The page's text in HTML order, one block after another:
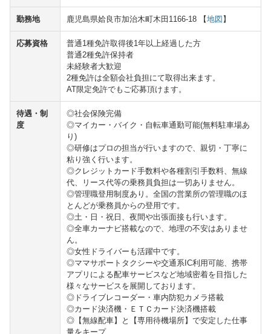
勤務地 鹿児島県姶良市加治木町木田1166-18 【地図】
応募資格
普通1種免許取得後1年以上経過した方
普通2種免許保持者
未経験者大歓迎
2種免許は全額会社負担にて取得出来ます。
AT限定免許でもご応募頂けます。
待遇・制
度
◎社会保険完備
◎マイカー・バイク・自転車通勤可能(無料駐車場あ
り)
◎研修はプロの担当が行いますので、親切・丁寧に
粘り強く行います。
◎クレジットカード手数料や各種割引手数料、無線
代、リース代等の乗務員負担は一切ありません。
◎管理職登用制度あり。全国の営業所の管理職のほ
とんどが乗務員からの登用です。
◎土・日・祝日、夜間や出張面接も行います。
◎全車カーナビ搭載なので、地理の不安はありませ
ん。
◎女性ドライバーも活躍中です。
◎ママサポートタクシーや交通系IC利用可能、携帯
アプリによる配車サービスなど地域密着を目指した
様々なサービスを展開しております。
◎ドライブレコーダー・車内防犯カメラ搭載
◎カード決済機・ＥＴＣカード決済機搭載
◎【無線配車】と【専用待機場所】で安定した仕事
量をキープ